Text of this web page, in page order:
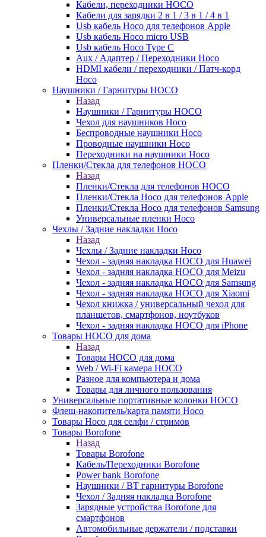
Кабели, переходники HOCO
Кабели для зарядки 2 в 1 / 3 в 1 / 4 в 1
Usb кабель Hoco для телефонов Apple
Usb кабель Hoco micro USB
Usb кабель Hoco Type C
Aux / Адаптер / Переходники Hoco
HDMI кабели / переходники / Патч-корд
Hoco
Наушники / Гарнитуры HOCO
Назад
Наушники / Гарнитуры HOCO
Чехол для наушников Hoco
Беспроводные наушники Hoco
Проводные наушники Hoco
Переходники на наушники Hoco
Пленки/Стекла для телефонов HOCO
Назад
Пленки/Стекла для телефонов HOCO
Пленки/Стекла Hoco для телефонов Apple
Пленки/Стекла Hoco для телефонов Samsung
Универсальные пленки Hoco
Чехлы / Задние накладки Hoco
Назад
Чехлы / Задние накладки Hoco
Чехол - задняя накладка HOCO для Huawei
Чехол - задняя накладка HOCO для Meizu
Чехол - задняя накладка HOCO для Samsung
Чехол - задняя накладка HOCO для Xiaomi
Чехол книжка / универсальный чехол для
планшетов, смартфонов, ноутбуков
Чехол - задняя накладка HOCO для iPhone
Товары HOCO для дома
Назад
Товары HOCO для дома
Web / Wi-Fi камера HOCO
Разное для компьютера и дома
Товары для личного пользования
Универсальные портативные колонки HOCO
Флеш-накопитель/карта памяти Hoco
Товары Hoco для селфи / стримов
Товары Borofone
Назад
Товары Borofone
Кабель/Переходники Borofone
Power bank Borofone
Наушники / BT гарнитуры Borofone
Чехол / Задняя накладка Borofone
Зарядные устройства Borofone для
смартфонов
Автомобильные держатели / подставки